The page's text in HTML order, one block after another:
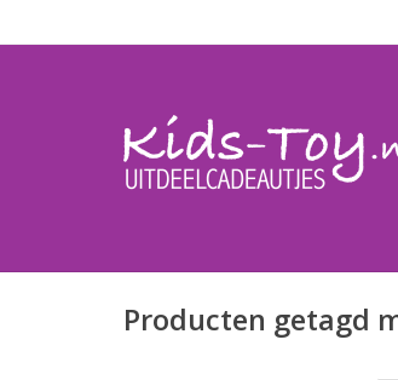
Producten getagd